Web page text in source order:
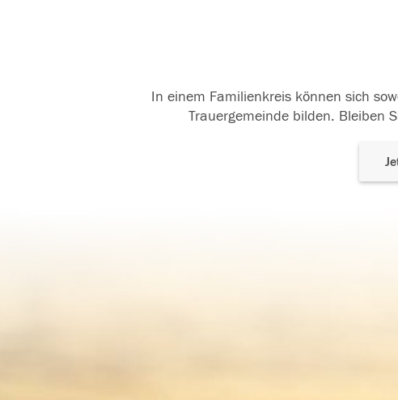
In einem Familienkreis können sich
Trauergemeinde bilden. Bleiben